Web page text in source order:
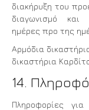
διακήρυξη του
διαγωνισμό και
ημέρες προ της
Αρμόδια
δικαστήρια
14.
Πληροφορίες